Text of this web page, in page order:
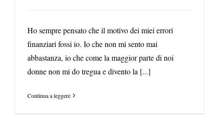
Ho sempre pensato che il motivo dei miei errori
finanziari fossi io. Io che non mi sento mai
abbastanza, io che come la maggior parte di noi
donne non mi do tregua e divento la [...]
Continua a leggere